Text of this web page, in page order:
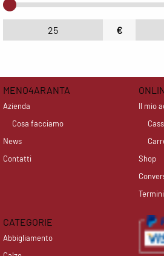
€
MENO4ARANTA
Azienda
Cosa facciamo
News
Contatti
Il mio
Shop
CATEGORIE
Abbigliamento